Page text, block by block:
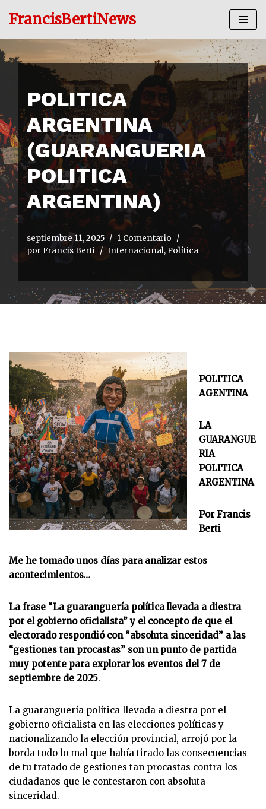
contenido
FrancisBertiNews
POLITICA
ARGENTINA
(GUARANGUERIA
POLITICA
ARGENTINA)
septiembre 11, 2025
1 Comentario
por Francis Berti Internacional, Política
POLITICA
AGENTINA
LA
GUARANGUE
RIA
POLITICA
ARGENTINA
Por Francis
Berti
Me he tomado unos días para analizar estos
acontecimientos…
La frase “La guaranguería política llevada a diestra
por el gobierno oficialista” y el concepto de que el
electorado respondió con “absoluta sinceridad” a las
“gestiones tan procastas” son un punto de partida
muy potente para explorar los eventos del 7 de
septiembre de 2025.
La guaranguería política llevada a diestra por el
gobierno oficialista en las elecciones políticas y
nacionalizando la elección provincial, arrojó por la
borda todo lo mal que había tirado las consecuencias
de tu tratado de gestiones tan procastas contra los
ciudadanos que le contestaron con absoluta
sinceridad.